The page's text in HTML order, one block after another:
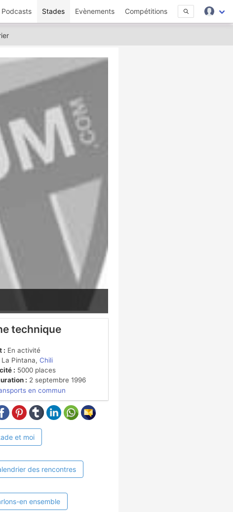
Podcasts Stades Evènements Compétitions
technique
: En activité
La Pintana, Chili
: 5000 places
: 2 septembre 1996
en commun
et moi
des rencontres
en ensemble